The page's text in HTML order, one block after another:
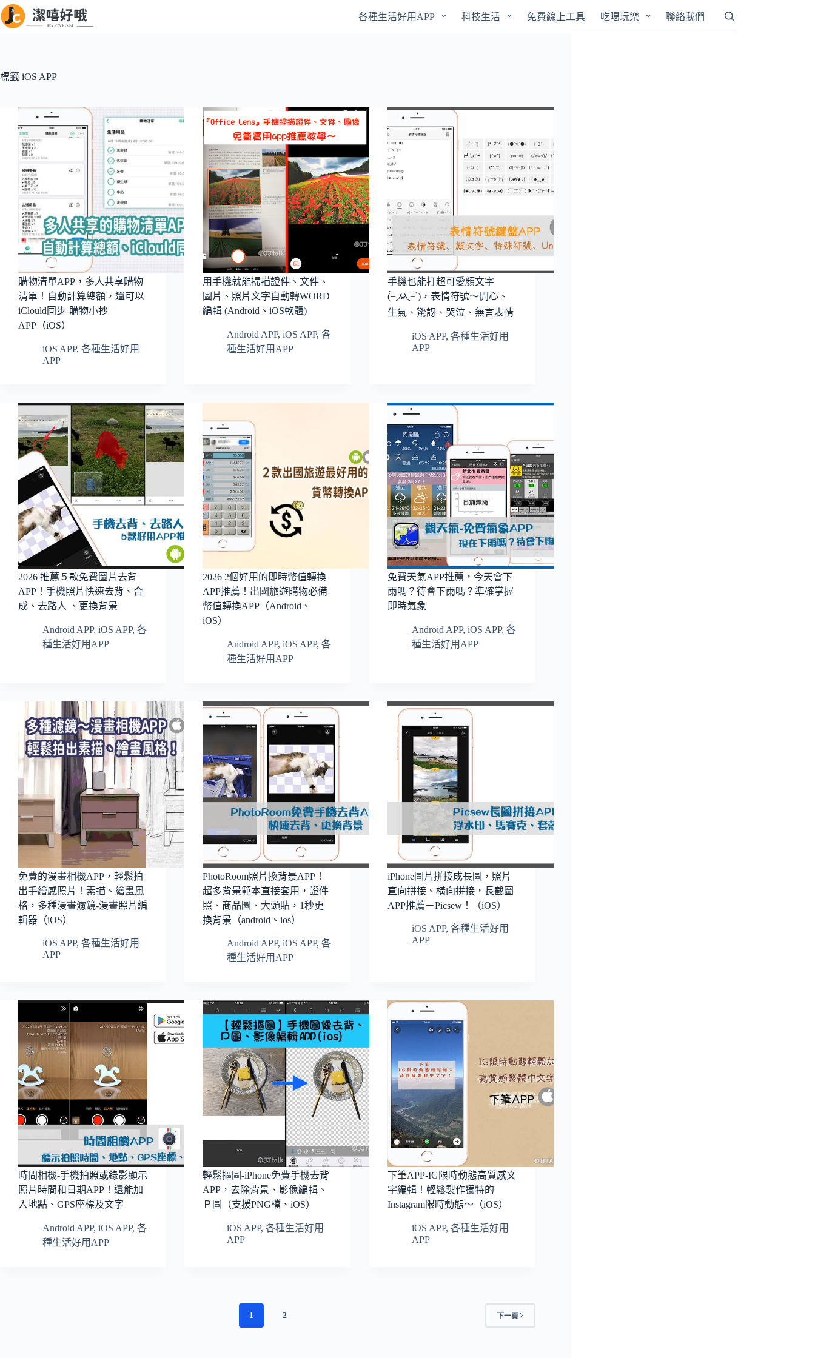
跳
至
容
各種生活好用APP 科技生活 免費線上工具 吃喝玩樂 聯絡我們
標籤 iOS APP
購物清單APP，多人共享購物
清單！自動計算總額，還可以
iClould同步-購物小抄
APP（iOS）
iOS APP, 各種生活好用
APP
用手機就能掃描證件、文件、
圖片、照片文字自動轉WORD
編輯 (Android、iOS軟體)
Android APP,iOS APP,各
種生活好用APP
手機也能打超可愛顏文字
(́=◞౪◟=‵)，表情符號～開心、
生氣、驚訝、哭泣、無言表情
iOS APP, 各種生活好用
APP
2026 推薦５款免費圖片去背
APP！手機照片快速去背、合
成、去路人 、更換背景
Android APP, iOS APP, 各
種生活好用APP
2026 2個好用的即時幣值轉換
APP推薦！出國旅遊購物必備
幣值轉換APP（Android、
iOS）
Android APP,iOS APP,各
種生活好用APP
免費天氣APP推薦，今天會下
雨嗎？待會下雨嗎？準確掌握
即時氣象
Android APP, iOS APP, 各
種生活好用APP
免費的漫畫相機APP，輕鬆拍
出手繪感照片！素描、繪畫風
格，多種漫畫濾鏡-漫畫照片編
輯器（iOS）
iOS APP, 各種生活好用
APP
PhotoRoom照片換背景APP！
超多背景範本直接套用，證件
照、商品圖、大頭貼，1秒更
換背景（android、ios）
Android APP,iOS APP,各
種生活好用APP
iPhone圖片拼接成長圖，照片
直向拼接、橫向拼接，長截圖
APP推薦－Picsew！（iOS）
iOS APP, 各種生活好用
APP
時間相機-手機拍照或錄影顯示
照片時間和日期APP！還能加
入地點、GPS座標及文字
Android APP, iOS APP, 各
種生活好用APP
輕鬆摳圖-iPhone免費手機去背
APP，去除背景、影像編輯、
Ｐ圖（支援PNG檔、iOS）
iOS APP,各種生活好用
APP
下筆APP-IG限時動態高質感文
字編輯！輕鬆製作獨特的
Instagram限時動態～（iOS）
iOS APP, 各種生活好用
APP
1 2 下一頁